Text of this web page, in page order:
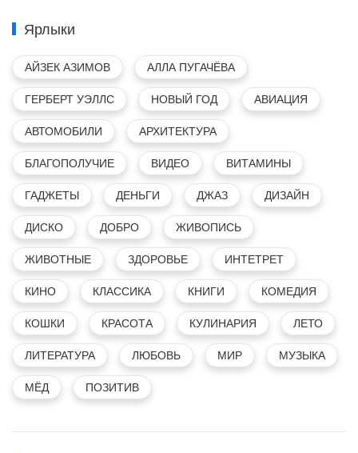
Ярлыки
АЙЗЕК АЗИМОВ
АЛЛА ПУГАЧЁВА
ГЕРБЕРТ УЭЛЛС
НОВЫЙ ГОД
АВИАЦИЯ
АВТОМОБИЛИ
АРХИТЕКТУРА
БЛАГОПОЛУЧИЕ
ВИДЕО
ВИТАМИНЫ
ГАДЖЕТЫ
ДЕНЬГИ ДЖАЗ
ДИЗАЙН
ДИСКО
ДОБРО
ЖИВОПИСЬ
ЖИВОТНЫЕ
ЗДОРОВЬЕ
ИНТЕТРЕТ
КИНО
КЛАССИКА КНИГИ
КОМЕДИЯ
КОШКИ
КРАСОТА КУЛИНАРИЯ
ЛЕТО
ЛИТЕРАТУРА
ЛЮБОВЬ МИР
МУЗЫКА
МЁД
ПОЗИТИВ